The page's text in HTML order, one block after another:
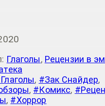
Глаголы, Рецензии в
, #Зак Снайдер,
, #Комикс,
, #Хоррор